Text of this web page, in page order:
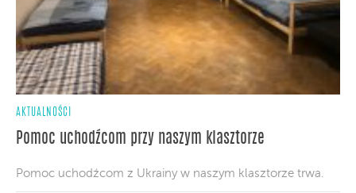
AKTUALNOŚCI
Pomoc uchodźcom przy naszym klasztorze
Pomoc uchodźcom z Ukrainy w naszym klasztorze trwa.